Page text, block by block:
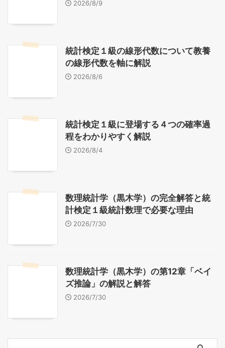
2026/8/9
統計検定１級の線形代数について教養
の線形代数を軸に解説
2026/8/6
統計検定１級に登場する４つの確率過
程をわかりやすく解説
2026/8/4
数理統計学（黒木学）の完全解答と統
計検定１級統計数理で必要な理由
2026/7/30
数理統計学（黒木学）の第12章「ベイ
ズ推論」の解説と解答
2026/7/30